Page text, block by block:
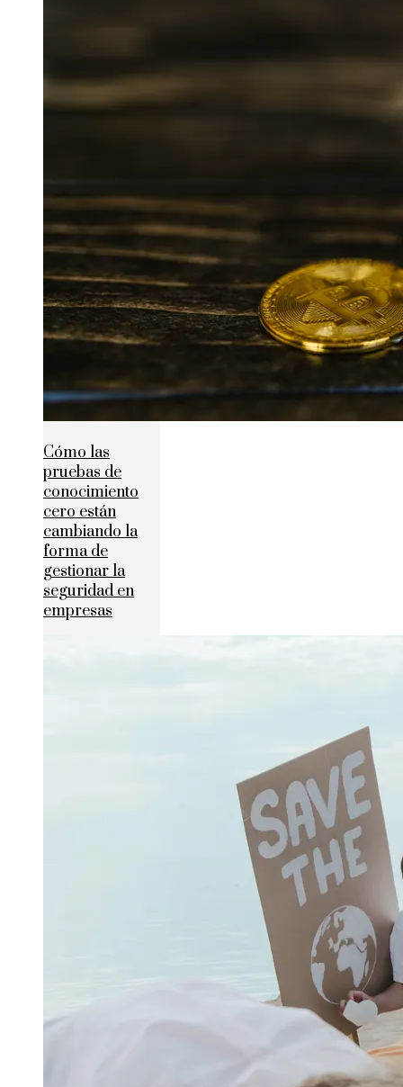
Cómo las
pruebas de
conocimiento
cero están
cambiando la
forma de
gestionar la
seguridad en
empresas